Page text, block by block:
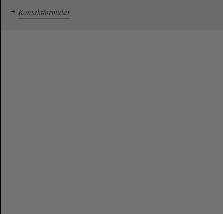
Kontaktformular